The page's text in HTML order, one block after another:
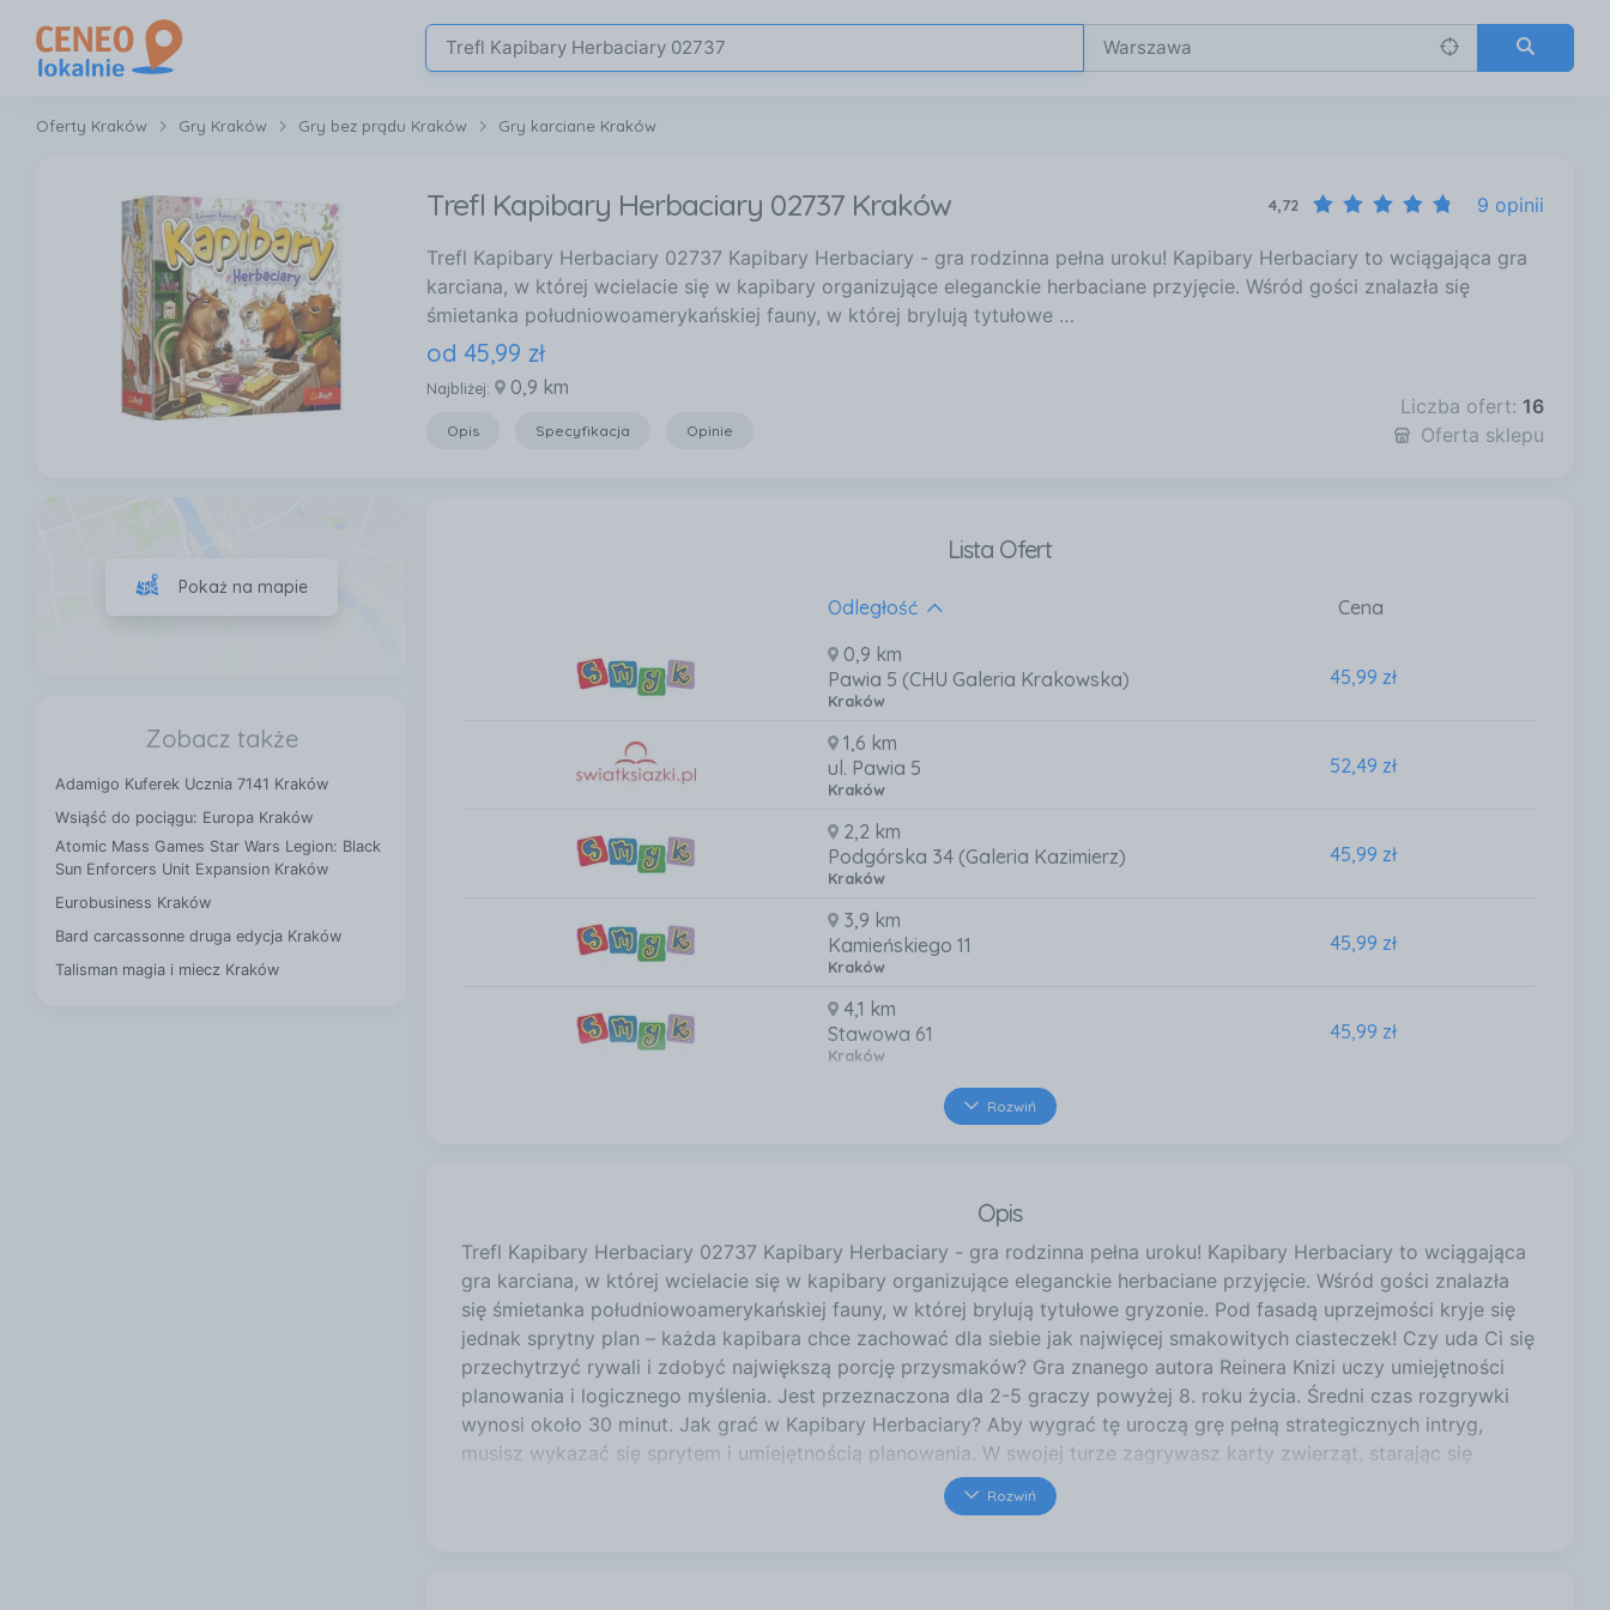
Oferty Kraków Gry Kraków Gry bez prądu Kraków Gry karciane Kraków
Trefl Kapibary Herbaciary 02737 Kraków 4,72 9 opinii
Trefl Kapibary Herbaciary 02737 Kapibary Herbaciary - gra rodzinna pełna uroku! Kapibary Herbaciary to wciągająca gra
karciana, w której wcielacie się w kapibary organizujące eleganckie herbaciane przyjęcie. Wśród gości znalazła się
śmietanka południowoamerykańskiej fauny, w której brylują tytułowe …
od 45,99 zł
Najbliżej: 0,9 km
Opis Specyfikacja Opinie
Liczba ofert: 16
Oferta sklepu
Lista Ofert
Odległość
Cena
0,9 km
Pawia 5 (CHU Galeria Krakowska)
Kraków
45,99 zł
1,6 km
ul. Pawia 5
Kraków
52,49 zł
2,2 km
Podgórska 34 (Galeria Kazimierz)
Kraków
45,99 zł
3,9 km
Kamieńskiego 11
Kraków
45,99 zł
4,1 km
Stawowa 61
Kraków
45,99 zł
ul. Stawowa 61
4,2 km
Lindego 7c
Kraków
54,27 zł
5,0 km
ul. Bora-Komorowskiego 37
52,49 zł
5,1 km
Zakopiańska 62
Rozwiń
Opis
Trefl Kapibary Herbaciary 02737 Kapibary Herbaciary - gra rodzinna pełna uroku! Kapibary Herbaciary to wciągająca
gra karciana, w której wcielacie się w kapibary organizujące eleganckie herbaciane przyjęcie. Wśród gości znalazła
się śmietanka południowoamerykańskiej fauny, w której brylują tytułowe gryzonie. Pod fasadą uprzejmości kryje się
jednak sprytny plan – każda kapibara chce zachować dla siebie jak najwięcej smakowitych ciasteczek! Czy uda Ci się
przechytrzyć rywali i zdobyć największą porcję przysmaków? Gra znanego autora Reinera Knizi uczy umiejętności
planowania i logicznego myślenia. Jest przeznaczona dla 2-5 graczy powyżej 8. roku życia. Średni czas rozgrywki
wynosi około 30 minut. Jak grać w Kapibary Herbaciary? Aby wygrać tę uroczą grę pełną strategicznych intryg,
musisz wykazać się sprytem i umiejętnością planowania. W swojej turze zagrywasz karty zwierząt, starając się
zdobyć jak najwięcej ciasteczek, jednocześnie uważając na ruchy przeciwników. Czy zdołasz zorganizować
perfekcyjne przyjęcie i wyjść z niego z największym zapasem ciasteczek? Przygotuj imbryczek, filiżanki i rozpocznij
Rozwiń
Pokaż na mapie
Zobacz także
Adamigo Kuferek Ucznia 7141 Kraków
Wsiąść do pociągu: Europa Kraków
Atomic Mass Games Star Wars Legion: Black
Sun Enforcers Unit Expansion Kraków
Eurobusiness Kraków
Bard carcassonne druga edycja Kraków
Talisman magia i miecz Kraków